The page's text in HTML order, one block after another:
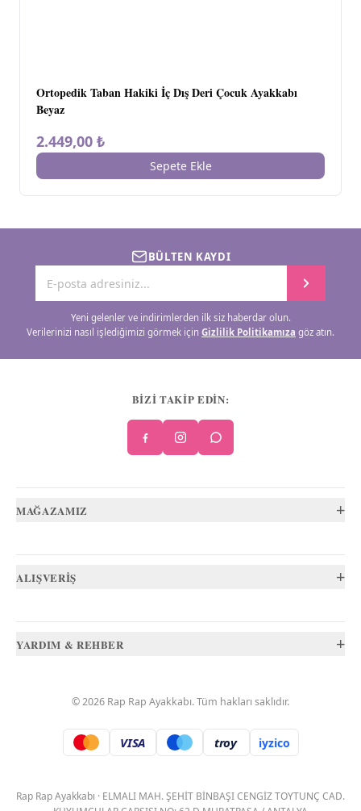
Ortopedik Taban Hakiki İç Dış Deri Çocuk Ayakkabı
Beyaz
2.449,00 ₺
Sepete Ekle
BÜLTEN KAYDI
Yeni gelenler ve indirimlerden ilk siz haberdar olun.
Verilerinizi nasıl işlediğimizi görmek için Gizlilik Politikamıza göz atın.
BİZİ TAKİP EDİN:
MAĞAZAMIZ +
ALIŞVERİŞ +
YARDIM & REHBER +
©2026 Rap Rap Ayakkabı. Tüm hakları saklıdır.
VISA troy. iyzico
Rap Rap Ayakkabı · ELMALI MAH. ŞEHİT BİNBAŞI CENGİZ TOYTUNÇ CAD.